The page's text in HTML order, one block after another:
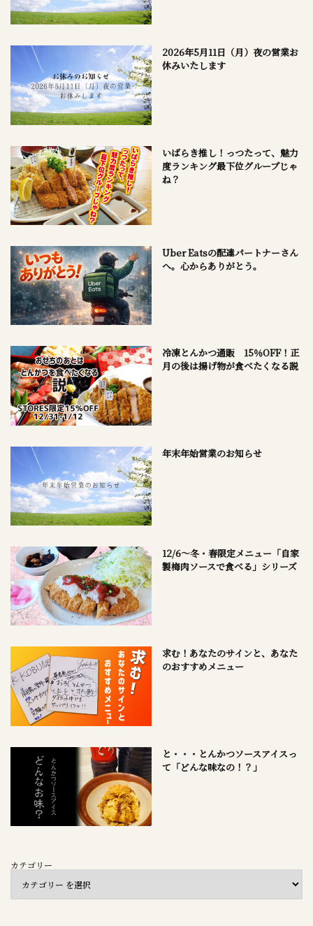
2026年5月11日（月）夜の営業お
休みいたします
いばらき推し！っつたって、魅力
度ランキング最下位グループじゃ
ね？
Uber Eatsの配達パートナーさん
へ。心からありがとう。
冷凍とんかつ通販 15％OFF！正
月の後は揚げ物が食べたくなる説
年末年始営業のお知らせ
12/6～冬・春限定メニュー「自家
製梅肉ソースで食べる」シリーズ
求む！あなたのサインと、あなた
のおすすめメニュー
と・・・とんかつソースアイスっ
て「どんな味なの！？」
カテゴリー